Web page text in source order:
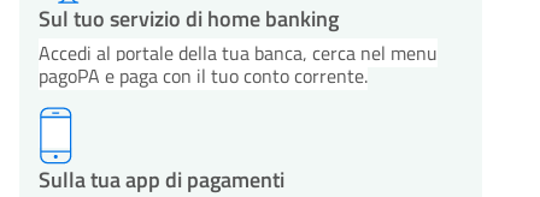
Sul tuo servizio di home banking
Accedi al portale della tua banca, cerca nel menu
pagoPA e paga con il tuo conto corrente.
Sulla tua app di pagamenti